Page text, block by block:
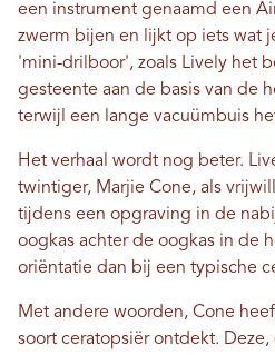
een instrument genaamd een
zwerm bijen en lijkt op iets wat
'mini-drilboor', zoals Lively het
gesteente aan de basis van de
terwijl een lange vacuümbuis
Het verhaal wordt nog beter.
twintiger, Marjie Cone, als
tijdens een opgraving in de
oogkas achter de oogkas in de
oriëntatie dan bij een typische
Met andere woorden, Cone
soort ceratopsiër ontdekt. ​​Deze,